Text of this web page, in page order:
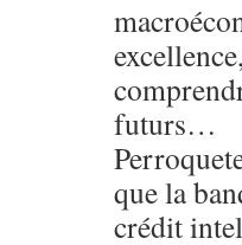
futurs…
que la
crédit